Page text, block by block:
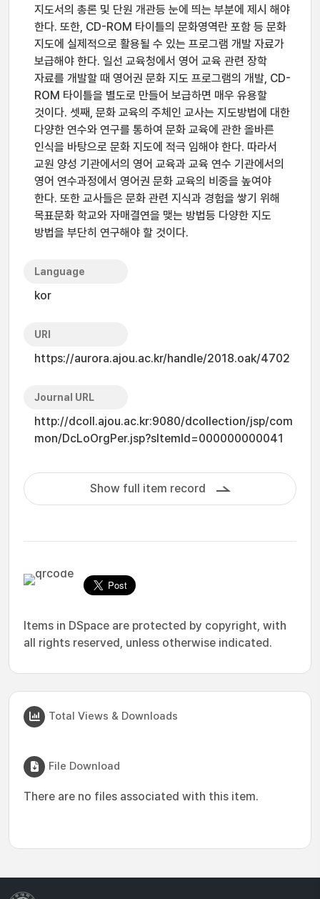
지도서의 총론 및 단원 개관등 눈에 띄는 부분에 제시 해야
한다. 또한, CD-ROM 타이틀의 문화영역란 포함 등 문화
지도에 실제적으로 활용될 수 있는 프로그램 개발 자료가
보급해야 한다. 일선 교육청에서 영어 교육 관련 장학
자료를 개발할 때 영어권 문화 지도 프로그램의 개발, CD-
ROM 타이틀을 별도로 만들어 보급하면 매우 유용할
것이다. 셋째, 문화 교육의 주체인 교사는 지도방법에 대한
다양한 연수와 연구를 통하여 문화 교육에 관한 올바른
인식을 바탕으로 문화 지도에 적극 임해야 한다. 따라서
교원 양성 기관에서의 영어 교육과 교육 연수 기관에서의
영어 연수과정에서 영어권 문화 교육의 비중을 높여야
한다. 또한 교사들은 문화 관련 지식과 경험을 쌓기 위해
목표문화 학교와 자매결연을 맺는 방법등 다양한 지도
방법을 부단히 연구해야 할 것이다.
Language
kor
URI
https://aurora.ajou.ac.kr/handle/2018.oak/4702
Journal URL
http://dcoll.ajou.ac.kr:9080/dcollection/jsp/com
mon/DcLoOrgPer.jsp?sItemId=000000000041
Show full item record
Items in DSpace are protected by copyright, with
all rights reserved, unless otherwise indicated.
Total Views & Downloads
File Download
There are no files associated with this item.